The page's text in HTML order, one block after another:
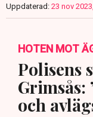
Uppdaterad: 23 nov
HOTEN MOT
Polisens
och